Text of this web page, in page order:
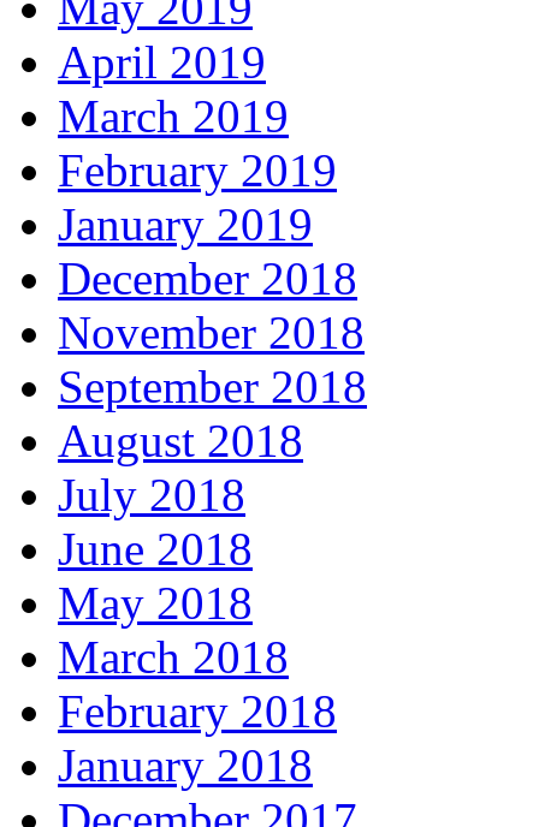
April 2019
March 2019
February 2019
January 2019
December 2018
November 2018
September 2018
August 2018
July 2018
June 2018
May 2018
March 2018
February 2018
January 2018